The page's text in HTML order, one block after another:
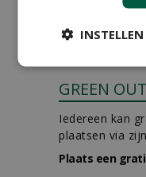
GREEN
Iedereen kan
plaatsen via
Plaats een
INSTELLEN